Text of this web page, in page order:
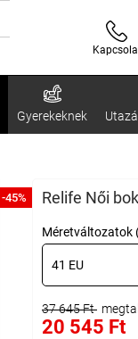
Gyerekeknek
45% Relife Női
Méretváltozatok
41 EU
37 645 Ft
20 545 Ft